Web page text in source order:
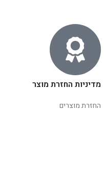
מדיניות החזרת מוצר
החזרת מוצרים